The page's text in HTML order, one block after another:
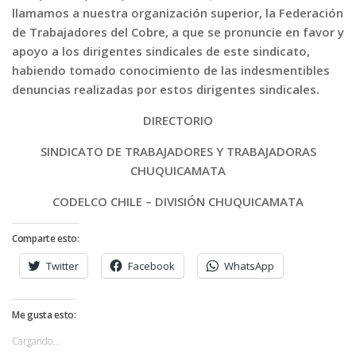
llamamos a nuestra organización superior, la Federación
de Trabajadores del Cobre, a que se pronuncie en favor y
apoyo a los dirigentes sindicales de este sindicato,
habiendo tomado conocimiento de las indesmentibles
denuncias realizadas por estos dirigentes sindicales.
DIRECTORIO
SINDICATO DE TRABAJADORES Y TRABAJADORAS
CHUQUICAMATA
CODELCO CHILE – DIVISIÓN CHUQUICAMATA
Comparte esto:
Twitter Facebook WhatsApp
Me gusta esto:
Cargando...